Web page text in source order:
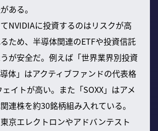
ある。
NVIDIAに投資するのはリスクが高
ため、半導体関連のETFや投資信託
が安全だ。例えば「世界業界別投資
体」はアクティブファンドの代表格
イトが高い。また「SOXX」はアメ
連株を約30銘柄組み入れている。
京エレクトロンやアドバンテスト